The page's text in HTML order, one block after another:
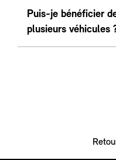
Puis-je bénéficier
plusieurs véhicules